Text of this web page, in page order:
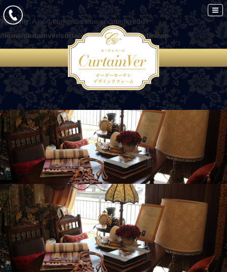
Warning: A non-numeric value encountered in
/home/curtainver/curtain-ver.com/public_html/wp-
content/themes/curtain/functions.php
on line 86